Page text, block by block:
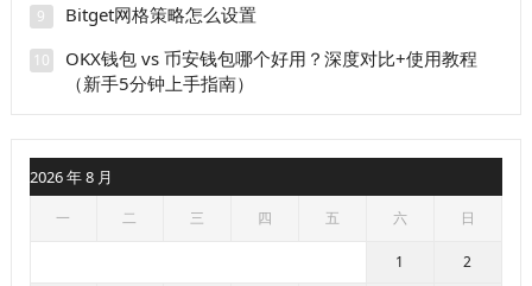
9 Bitget网格策略怎么设置
10
OKX钱包 vs 币安钱包哪个好用？深度对比+使用教程
（新手5分钟上手指南）
2026 年 8 月
一 二 三 四 五 六 日
1 2